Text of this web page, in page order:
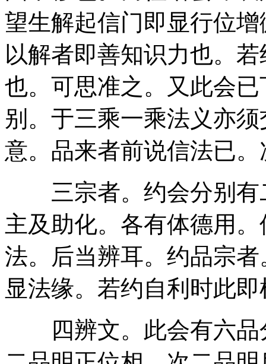
望生解起信门即显行位
以解者即善知识力也。
也。可思准之。又此会
别。于三乘一乘法义亦
意。品来者前说信法已
三宗者。约会分别有
主及助化。各有体德用
法。后当辨耳。约品宗
显法缘。若约自利时此
四辨文。此会有六品